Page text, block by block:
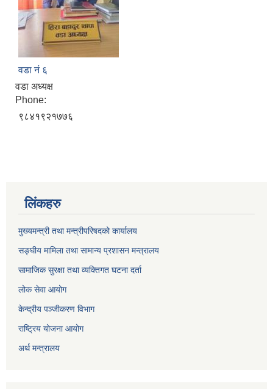
वडा नं ६
वडा अध्यक्ष
Phone:
९८४१९२१७७६
लिंकहरु
मुख्यमन्त्री तथा मन्त्रीपरिषदको कार्यालय
सङ्घीय मामिला तथा सामान्य प्रशासन मन्त्रालय
सामाजिक सुरक्षा तथा व्यक्तिगत घटना दर्ता
लोक सेवा आयोग
केन्द्रीय पञ्जीकरण विभाग
राष्ट्रिय योजना आयोग
अर्थ मन्त्रालय